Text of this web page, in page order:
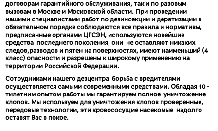
договорам гарантийного обслуживания, так и по разовым
вызовам в Москве и Московской области. При проведении
нашими специалистами работ по дезинсекции и дератизации в
обязательном порядке соблюдаются все правила и нормативы,
предписанные органами ЦГСЭН, используются новейшие
средства последнего поколения, они не оставляют никаких
следов,разводов и пятен на поверхностях, имеют наименьший (4
класс) опасности и разрешены к широкому применению на
территории Российской Федерации.
Сотрудниками нашего дезцентра борьба с вредителями
осуществляется самыми современными средствами. Обладая 10 -
тилетним опытом работы мы гарантируем полное уничтожение
клопов. Мы используем для уничтожения клопов проверенные,
передовые технологии, эти кровососущие насекомые надолго
оставят Вас в покое.